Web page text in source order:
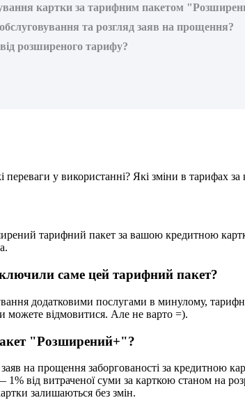
картки за тарифним пакетом
та розгляд заяв на прощення?
розширеного тарифу?
і переваги у використанні? Які зміни в тарифах за
ирений тарифний пакет за вашою кредитною карт
а.
лючили саме цей тарифний пакет?
вання додатковими послугами в минулому, тарифн
и можете відмовитися. Але не варто =).
акет "Розширений+"?
заяв на прощення заборгованості за кредитною кар
1% від витраченої суми за карткою станом на роз
артки залишаються без змін.